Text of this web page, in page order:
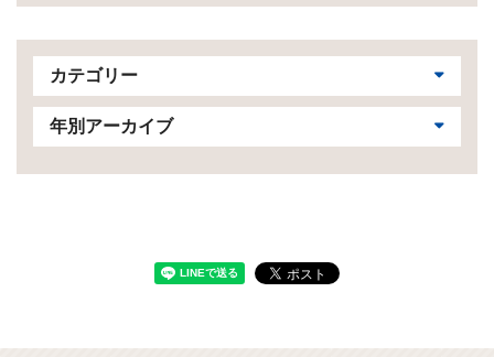
カテゴリー
年別アーカイブ